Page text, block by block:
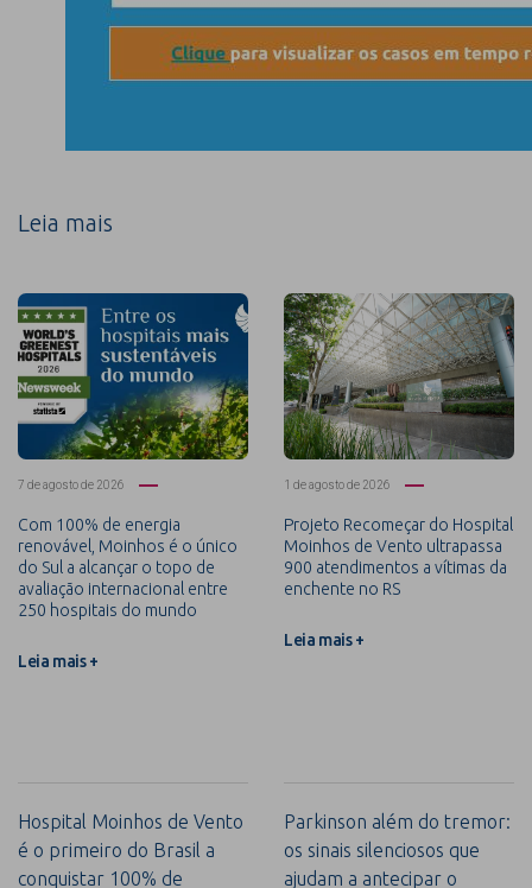
Leia mais
7 de agosto de 2026
Com 100% de energia
renovável, Moinhos é o único
do Sul a alcançar o topo de
avaliação internacional entre
250 hospitais do mundo
Leia mais +
1 de agosto de 2026
Projeto Recomeçar do Hospital
Moinhos de Vento ultrapassa
900 atendimentos a vítimas da
enchente no RS
Leia mais +
Hospital Moinhos de Vento
é o primeiro do Brasil a
conquistar 100% de
Parkinson além do tremor:
os sinais silenciosos que
ajudam a antecipar o